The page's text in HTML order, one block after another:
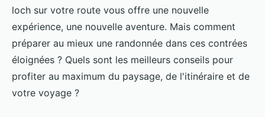
loch sur votre route vous offre une nouvelle
expérience, une nouvelle aventure. Mais comment
préparer au mieux une randonnée dans ces contrées
éloignées ? Quels sont les meilleurs conseils pour
profiter au maximum du paysage, de l'itinéraire et de
votre voyage ?